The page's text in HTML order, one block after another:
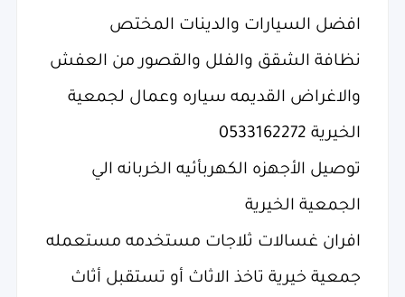
افضل السيارات والدينات المختص
نظافة الشقق والفلل والقصور من العفش
والاغراض القديمه سياره وعمال لجمعية
الخيرية 0533162272
توصيل الأجهزه الكهربأئيه الخربانه الي
الجمعية الخيرية
افران غسالات ثلاجات مستخدمه مستعمله
جمعية خيرية تاخذ الاثاث أو تستقبل أثاث